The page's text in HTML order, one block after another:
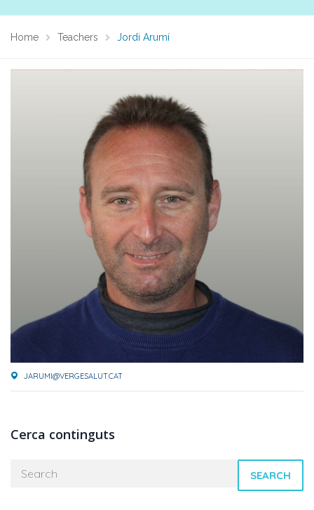
Home Teachers Jordi Arumí
JARUMI@VERGESALUT.CAT
Cerca continguts
SEARCH